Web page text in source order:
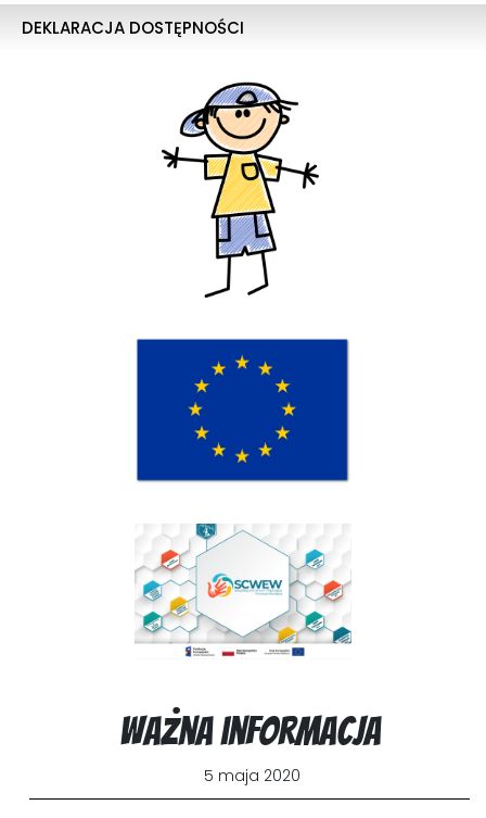
DEKLARACJA DOSTĘPNOŚCI
Ważna informacja
5 maja 2020